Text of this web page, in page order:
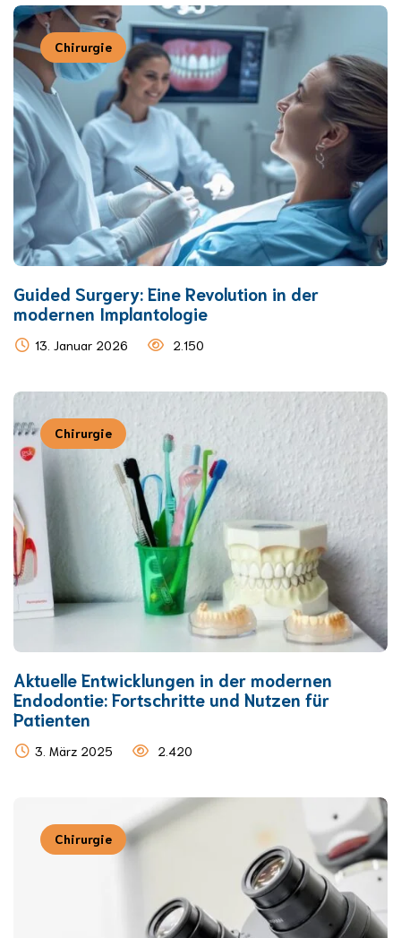
Chirurgie
Guided Surgery: Eine Revolution in der
modernen Implantologie
13. Januar 2026 2.150
Chirurgie
Aktuelle Entwicklungen in der modernen
Endodontie: Fortschritte und Nutzen für
Patienten
3. März 2025 2.420
Chirurgie